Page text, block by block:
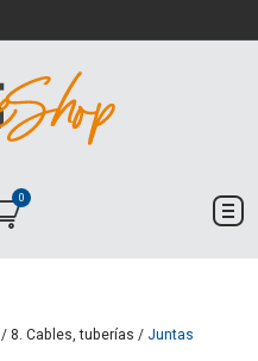
0
/8. Cables, tuberías / Juntas